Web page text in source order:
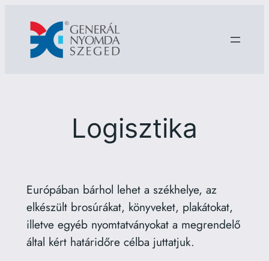
tartalomhoz
Logisztika
Európában bárhol lehet a székhelye, az
elkészült brosúrákat, könyveket, plakátokat,
illetve egyéb nyomtatványokat a megrendelő
által kért határidőre célba juttatjuk.